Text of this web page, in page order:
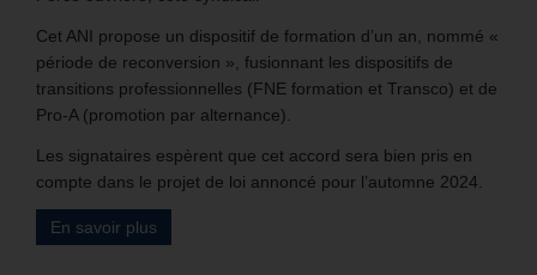
Cet ANI propose un dispositif de formation d’un an, nommé «
période de reconversion », fusionnant les dispositifs de
transitions professionnelles (FNE formation et Transco) et de
Pro-A (promotion par alternance).
Les signataires espèrent que cet accord sera bien pris en
compte dans le projet de loi annoncé pour l’automne 2024.
En savoir plus